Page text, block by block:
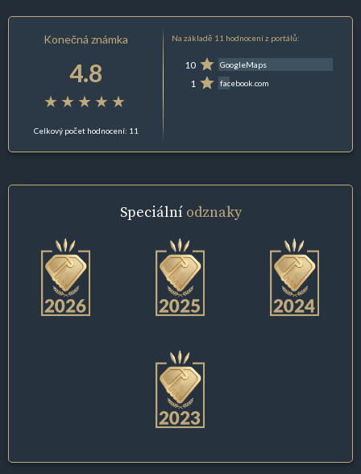
Konečná známka
4.8
Celkový počet hodnocení: 11
Na základě 11 hodnocení z portálů:
10 GoogleMaps
1 facebook.com
Speciální odznaky